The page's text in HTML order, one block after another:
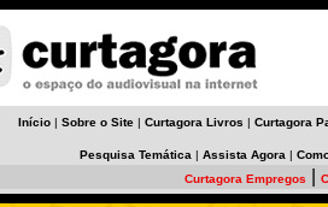
Início | Sobre o Site | Curtagora Livros | Curtagora
Pesquisa Temática | Assista Agora |
Curtagora Empregos